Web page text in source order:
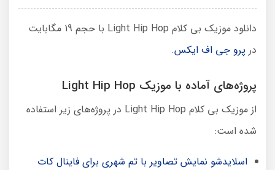
دانلود موزیک بی کلام Light Hip Hop با حجم 19 مگابایت
در پرو جی اف ایکس.
پروژه‌های آماده با موزیک Light Hip Hop
از موزیک بی کلام Light Hip Hop در پروژه‌های زیر استفاده
شده است:
اسلایدشو نمایش تصاویر با تم شهری برای فاینال کات